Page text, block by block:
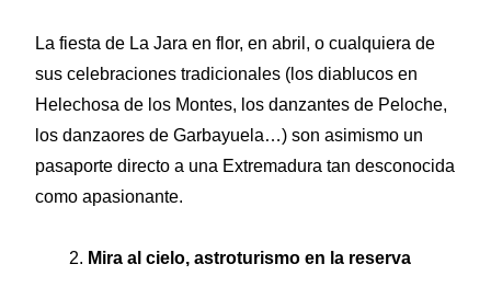
La fiesta de La Jara en flor, en abril, o cualquiera de
sus celebraciones tradicionales (los diablucos en
Helechosa de los Montes, los danzantes de Peloche,
los danzaores de Garbayuela…) son asimismo un
pasaporte directo a una Extremadura tan desconocida
como apasionante.
Mira al cielo, astroturismo en la reserva